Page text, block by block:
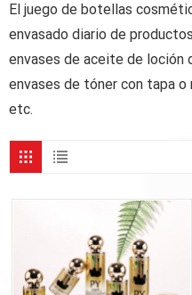
El juego de botellas
envasado diario de
envases de aceite de loción
envases de tóner con tapa o
etc.